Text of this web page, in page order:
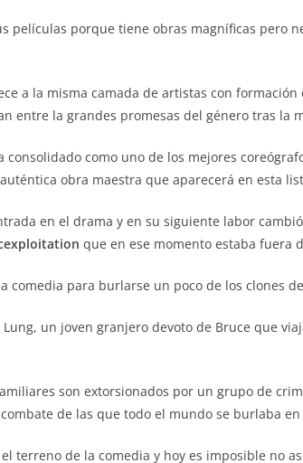
películas porque tiene obras magníficas pero
a la misma camada de artistas con
entre la grandes promesas del género tras la
consolidado como uno de los mejores
obra maestra que aparecerá en esta
en el drama y en su siguiente labor
que en ese momento estaba fuera
comedia para burlarse un poco de los clones de
Lung, un joven granjero devoto de Bruce que
son extorsionados por un grupo de
de las que todo el mundo se burlaba en
terreno de la comedia y hoy es imposible no